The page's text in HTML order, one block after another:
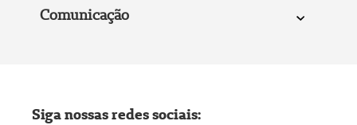
Comunicação
Siga nossas redes sociais: